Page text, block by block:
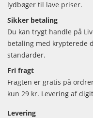
lydbøger til lave priser.
Sikker betaling
Du kan trygt handle på
betaling med krypterede
standarder.
Fri fragt
Fragten er gratis på
kun 29 kr. Levering af
Levering